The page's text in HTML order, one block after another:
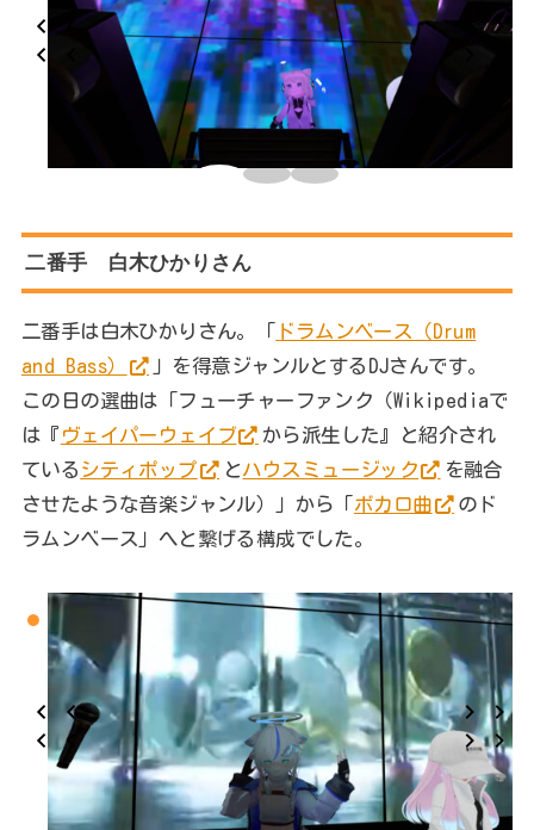
二番手 白木ひかりさん
二番手は白木ひかりさん。「 ドラムンベース（Drum
and Bass）
」を得意ジャンルとするDJさんです。
この日の選曲は「フューチャーファンク（Wikipediaで
は『 ヴェイパーウェイブ
から派生した』と紹介され
ている シティポップ とハウスミュージック
を融合
させたような音楽ジャンル）」から「ボカロ曲
のド
ラムンベース」へと繋げる構成でした。